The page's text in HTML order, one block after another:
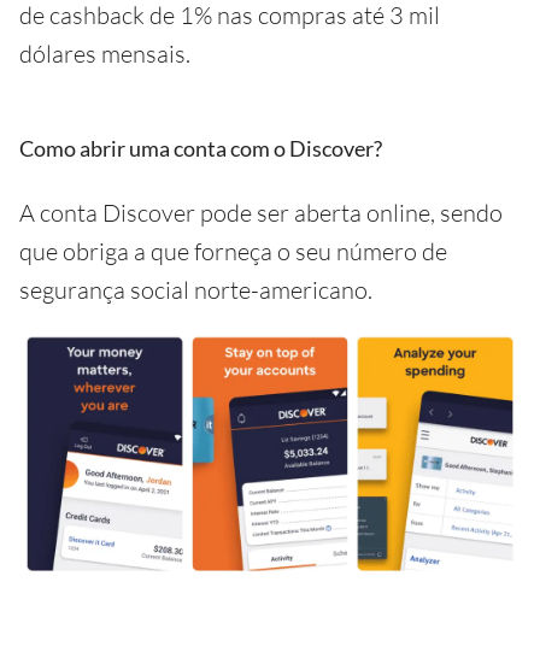
de cashback de 1% nas compras até 3 mil
dólares mensais.
Como abrir uma conta com o Discover?
A conta Discover pode ser aberta online, sendo
que obriga a que forneça o seu número de
segurança social norte-americano.